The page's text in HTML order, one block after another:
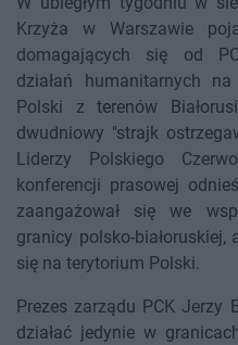
Krzyża w Warszawie
domagających się od
działań humanitarnych
Polski z terenów
dwudniowy "strajk
Liderzy Polskiego
konferencji prasowej
zaangażował się we
granicy polsko-
się na terytorium Polski.
Prezes zarządu PCK Jerzy
działać jedynie w